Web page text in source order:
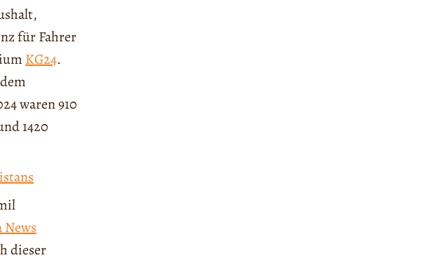
für Fahrer
KG24.
waren 910
1420
News
dieser